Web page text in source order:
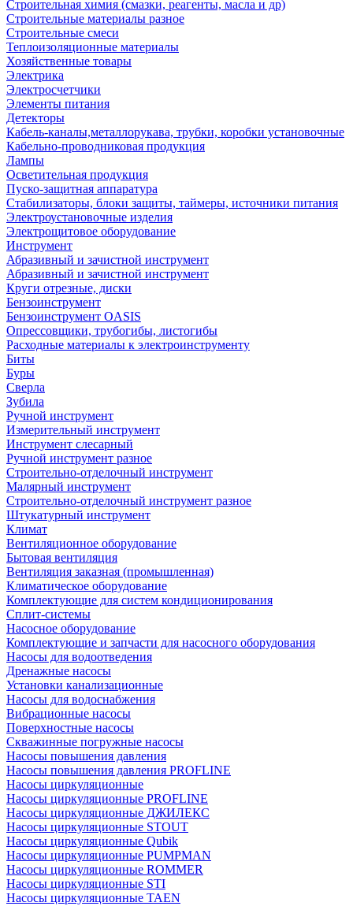
Строительная химия (смазки, реагенты, масла и др)
Строительные материалы разное
Строительные смеси
Теплоизоляционные материалы
Хозяйственные товары
Электрика
Электросчетчики
Элементы питания
Детекторы
Кабель-каналы,металлорукава, трубки, коробки установочные
Кабельно-проводниковая продукция
Лампы
Осветительная продукция
Пуско-защитная аппаратура
Стабилизаторы, блоки защиты, таймеры, источники питания
Электроустановочные изделия
Электрощитовое оборудование
Инструмент
Абразивный и зачистной инструмент
Абразивный и зачистной инструмент
Круги отрезные, диски
Бензоинструмент
Бензоинструмент OASIS
Опрессовщики, трубогибы, листогибы
Расходные материалы к электроинструменту
Биты
Буры
Сверла
Зубила
Ручной инструмент
Измерительный инструмент
Инструмент слесарный
Ручной инструмент разное
Строительно-отделочный инструмент
Малярный инструмент
Строительно-отделочный инструмент разное
Штукатурный инструмент
Климат
Вентиляционное оборудование
Бытовая вентиляция
Вентиляция заказная (промышленная)
Климатическое оборудование
Комплектующие для систем кондиционирования
Сплит-системы
Насосное оборудование
Комплектующие и запчасти для насосного оборудования
Насосы для водоотведения
Дренажные насосы
Установки канализационные
Насосы для водоснабжения
Вибрационные насосы
Поверхностные насосы
Скважинные погружные насосы
Насосы повышения давления
Насосы повышения давления PROFLINE
Насосы циркуляционные
Насосы циркуляционные PROFLINE
Насосы циркуляционные ДЖИЛЕКС
Насосы циркуляционные STOUT
Насосы циркуляционные Qubik
Насосы циркуляционные PUMPMAN
Насосы циркуляционные ROMMER
Насосы циркуляционные STI
Насосы циркуляционные TAEN